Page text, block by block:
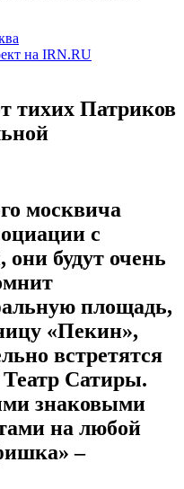
на IRN.RU
тихих Патриков
москвича
с
будут очень
площадь,
«Пекин»,
встретятся
Сатиры.
знаковыми
на любой
–